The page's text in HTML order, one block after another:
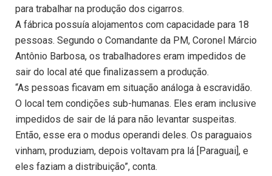
para trabalhar na produção dos cigarros.
A fábrica possuía alojamentos com capacidade para 18
pessoas. Segundo o Comandante da PM, Coronel Márcio
Antônio Barbosa, os trabalhadores eram impedidos de
sair do local até que finalizassem a produção.
“As pessoas ficavam em situação análoga à escravidão.
O local tem condições sub-humanas. Eles eram inclusive
impedidos de sair de lá para não levantar suspeitas.
Então, esse era o modus operandi deles. Os paraguaios
vinham, produziam, depois voltavam pra lá [Paraguai], e
eles faziam a distribuição”, conta.